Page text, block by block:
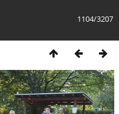
1104/3207